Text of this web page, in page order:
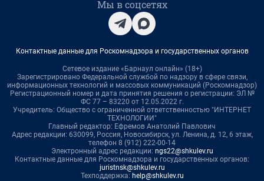
Мы в соцсетях
Контактные данные для Роскомнадзора и государственных органов
Сетевое издание «Барнаул онлайн» (18+)
Зарегистрировано Федеральной службой по надзору в сфере связи,
информационных технологий и массовых коммуникаций (Роскомнадзор)
Регистрационный номер и дата принятия решения о регистрации: ЭЛ №
ФС 77 – 83220 от 12.05.2022 г.
Учредитель: Общество с ограниченной ответственностью "ИНТЕРНЕТ
ТЕХНОЛОГИИ"
Главный редактор: Ефремов Анатолий Павлович
Адрес редакции: 630099, Россия, Новосибирск, ул. Ленина, д. 12, 6 этаж,
телефон 8 (912) 222-00-14
Электронный адрес редакции: ngs22@shkulev.ru
Контактные данные для Роскомнадзора и государственных органов:
juristnsk@shkulev.ru
Техподдержка: help@shkulev.ru